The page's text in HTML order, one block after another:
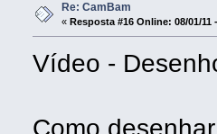
Re: CamBam
« Resposta #16 Online: 08/01/11
Vídeo -
Como